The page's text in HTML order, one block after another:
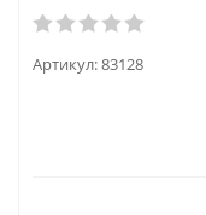
Артикул:83128